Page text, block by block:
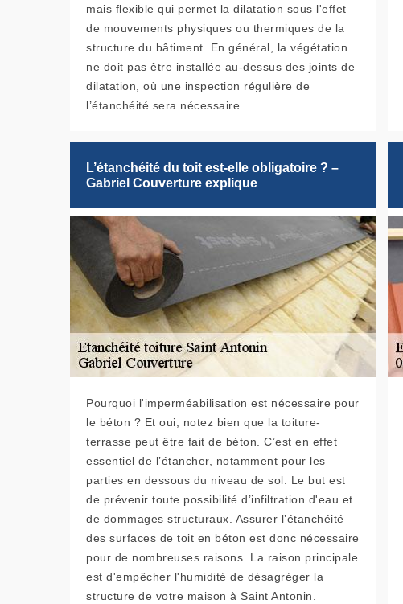
mais flexible qui permet la dilatation sous l'effet
de mouvements physiques ou thermiques de la
structure du bâtiment. En général, la végétation
ne doit pas être installée au-dessus des joints de
dilatation, où une inspection régulière de
l’étanchéité sera nécessaire.
L’étanchéité du toit est-elle obligatoire ? –
Gabriel Couverture explique
Pourquoi l'imperméabilisation est nécessaire pour
le béton ? Et oui, notez bien que la toiture-
terrasse peut être fait de béton. C’est en effet
essentiel de l’étancher, notamment pour les
parties en dessous du niveau de sol. Le but est
de prévenir toute possibilité d’infiltration d'eau et
de dommages structuraux. Assurer l’étanchéité
des surfaces de toit en béton est donc nécessaire
pour de nombreuses raisons. La raison principale
est d'empêcher l'humidité de désagréger la
structure de votre maison à Saint Antonin.